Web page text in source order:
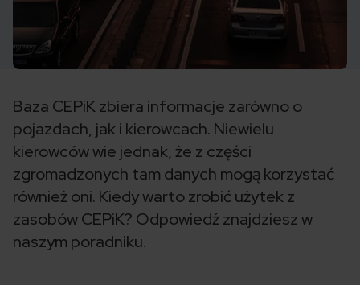
Baza CEPiK zbiera informacje zarówno o
pojazdach, jak i kierowcach. Niewielu
kierowców wie jednak, że z części
zgromadzonych tam danych mogą korzystać
również oni. Kiedy warto zrobić użytek z
zasobów CEPiK? Odpowiedź znajdziesz w
naszym poradniku.